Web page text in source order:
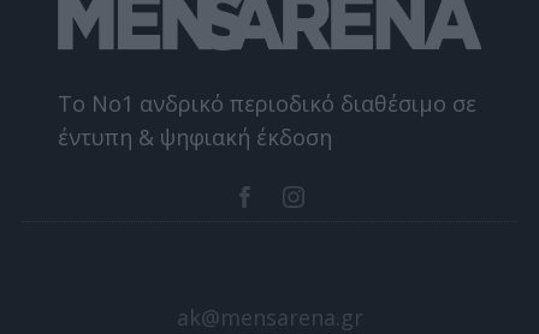
Το Nο1 ανδρικό περιοδικό διαθέσιμο σε
έντυπη & ψηφιακή έκδοση
ak@mensarena.gr